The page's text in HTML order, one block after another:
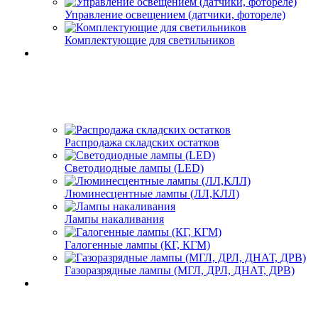
Управление освещением (датчики, фотореле)
Комплектующие для светильников
Распродажа складских остатков
Светодиодные лампы (LED)
Люминесцентные лампы (ЛЛ,КЛЛ)
Лампы накаливания
Галогенные лампы (КГ, КГМ)
Газоразрядные лампы (МГЛ, ДРЛ, ДНАТ, ДРВ)